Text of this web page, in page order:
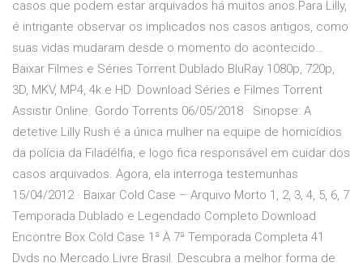
casos que podem estar arquivados há muitos anos.Para Lilly,
é intrigante observar os implicados nos casos antigos, como
suas vidas mudaram desde o momento do acontecido…
Baixar Filmes e Séries Torrent Dublado BluRay 1080p, 720p,
3D, MKV, MP4, 4k e HD. Download Séries e Filmes Torrent
Assistir Online. Gordo Torrents 06/05/2018 · Sinopse: A
detetive Lilly Rush é a única mulher na equipe de homicídios
da polícia da Filadélfia, e logo fica responsável em cuidar dos
casos arquivados. Agora, ela interroga testemunhas
15/04/2012 · Baixar Cold Case – Arquivo Morto 1, 2, 3, 4, 5, 6, 7
Temporada Dublado e Legendado Completo Download
Encontre Box Cold Case 1ª À 7ª Temporada Completa 41
Dvds no Mercado Livre Brasil. Descubra a melhor forma de